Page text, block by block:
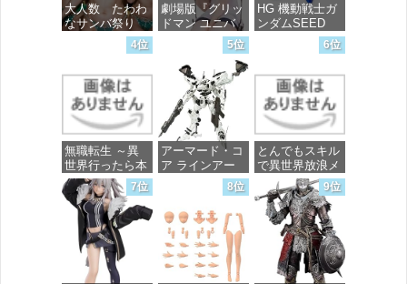
大人数 たわわ
なサンバ祭り
価格：¥99
劇場版『グリッ
ドマン ユニバ
ース』 宝多六
花 wall figure
1/7スケール プ
ラスチック製
塗装済み完成品
フィギュア
価格：¥13,756
HG 機動戦士ガ
ンダムSEED
FREEDOM マ
イティーストラ
ガンダム 1/144
スケール 色分
け済みプラモデ
価格：¥4,800
4位
無職転生 ～異
世界行ったら本
気だす～ 20
(MFコミック
ス フラッパー
シリーズ)
価格：¥748
5位
アーマード・コ
ア ラインアー
ク ホワイト・
グリント 全高
約160mm 1/72
スケール プラ
モデル
価格：¥7,367
6位
とんでもスキル
で異世界放浪メ
シ 10 (ガルドコ
ミックス)
価格：¥726
7位 8位 9位